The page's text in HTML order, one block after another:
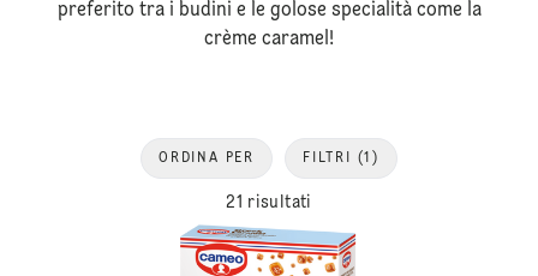
preferito tra i budini e le golose specialità come la
crème caramel!
21 risultati
ORDINA PER FILTRI (1)